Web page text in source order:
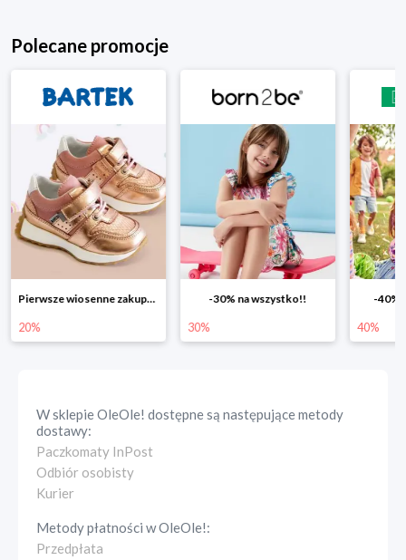
Polecane promocje
Pierwsze wiosenne zakupy -20% -30% na wszystko!! -40% na drugą
W sklepieOleOle! dostępne są następujące metody
dostawy:
Paczkomaty InPost
Odbiór osobisty
Kurier
Metody płatności wOleOle!:
Przedpłata